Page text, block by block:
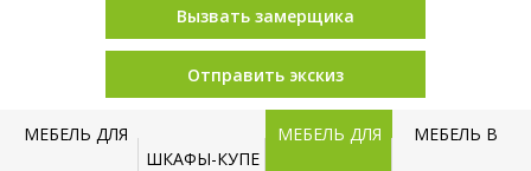
Вызвать замерщика
Отправить экскиз
МЕБЕЛЬ ДЛЯ
ШКАФЫ-КУПЕ
МЕБЕЛЬ ДЛЯ МЕБЕЛЬ В